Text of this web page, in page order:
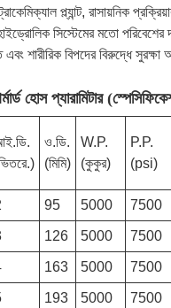
প্ল্যান্ট, রাসায়নিক
সিস্টেমের মতো পরিবেশের
এবং শারীরিক বিপদের বিরুদ্ধে
হোস প্যারামিটার
ও.ডি.
(মিমি)
W.P.
(কুকুর)
P.P.
(psi)
95 5000 7500
126 5000 7500
163 5000 7500
193 5000 7500